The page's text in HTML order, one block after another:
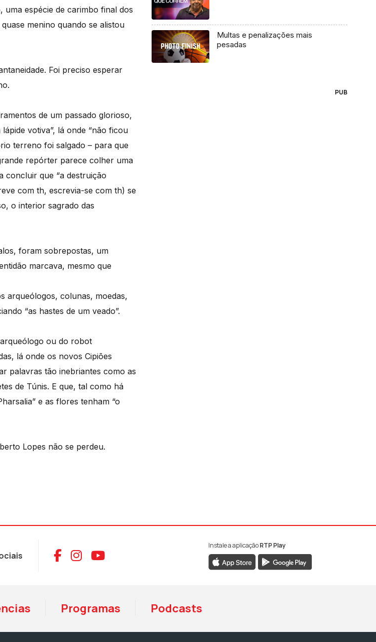
uma espécie de carimbo final dos
menino quando se alistou
Foi preciso esperar
de um passado glorioso,
votiva”, lá onde “não ficou
terreno foi salgado – para que
repórter parece colher uma
concluir que “a destruição
com th, escrevia-se com th) se
o interior sagrado das
foram sobrepostas, um
marcava, mesmo que
arqueólogos, colunas, moedas,
“as hastes de um veado”.
ou do robot
lá onde os novos Cipiões
palavras tão inebriantes como as
de Túnis. E que, tal como há
e as flores tenham “o
Lopes não se perdeu.
Multas e penalizações mais
pesadas
PUB
Aceder ao Facebook da RTP Antena 1
Aceder ao Instagram da RTP Antena 1
Aceder ao YouTube da RTP Antena 1
Instale a aplicaçãoRTP Play
Programas Podcasts